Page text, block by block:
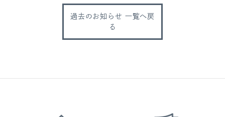
過去のお知らせ 一覧へ戻
る